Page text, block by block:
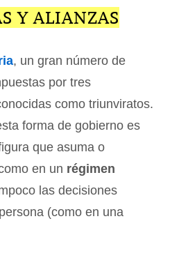
Y ALIANZAS
, un gran número de
por tres
como triunviratos.
forma de gobierno es
que asuma o
en un régimen
las decisiones
(como en una